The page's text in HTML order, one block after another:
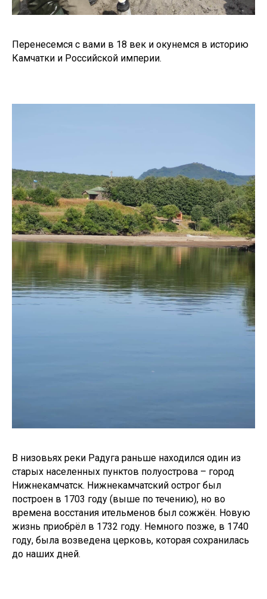
Перенесемся с вами в 18 век и окунемся в историю
Камчатки и Российской империи.
В низовьях реки Радуга раньше находился один из
старых населенных пунктов полуострова – город
Нижнекамчатск. Нижнекамчатский острог был
построен в 1703 году (выше по течению), но во
времена восстания ительменов был сожжён. Новую
жизнь приобрёл в 1732 году. Немного позже, в 1740
году, была возведена церковь, которая сохранилась
до наших дней.